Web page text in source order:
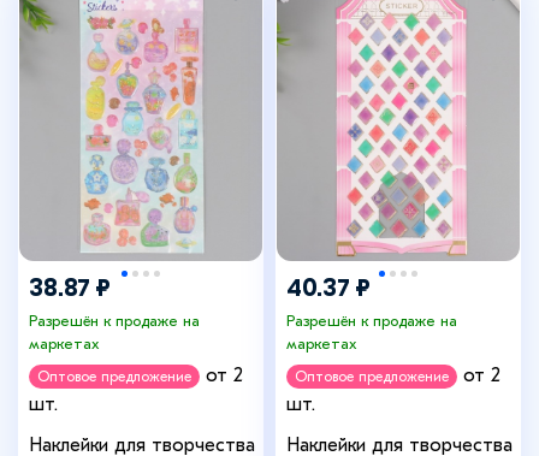
38.87 ₽
Разрешён к продаже на
маркетах
Оптовое предложение
от 2
шт.
Наклейки для творчества
40.37 ₽
Разрешён к продаже на
маркетах
Оптовое предложение
от 2
шт.
Наклейки для творчества